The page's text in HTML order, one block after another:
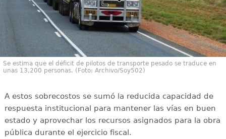
Se estima que el déficit de pilotos de transporte pesado se traduce en
unas 13,200 personas. (Foto: Archivo/Soy502)
A estos sobrecostos se sumó la reducida capacidad de
respuesta institucional para mantener las vías en buen
estado y aprovechar los recursos asignados para la obra
pública durante el ejercicio fiscal.